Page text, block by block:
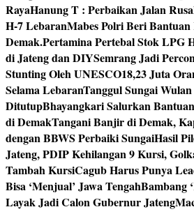
RayaHanung T : Perbaikan Jalan
H-7 LebaranMabes Polri Beri
Demak.Pertamina Pertebal Stok LPG
di Jateng dan DIYSemrang Jadi
Stunting Oleh UNESCO18,23 Juta
Selama LebaranTanggul Sungai
DitutupBhayangkari Salurkan
di DemakTangani Banjir di Demak,
dengan BBWS Perbaiki SungaiHasil
Jateng, PDIP Kehilangan 9 Kursi,
Tambah KursiCagub Harus Punya
Bisa ‘Menjual’ Jawa TengahBambang
Layak Jadi Calon Gubernur Jateng